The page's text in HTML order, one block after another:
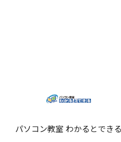
パソコン教室 わかるとできる